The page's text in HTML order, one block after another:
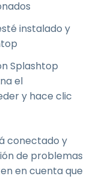
instalado y
Splashtop
el
y hace clic
conectado y
de problemas
en cuenta que